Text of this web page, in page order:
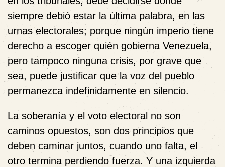
siempre debió estar la última palabra, en las
urnas electorales; porque ningún imperio tiene
derecho a escoger quién gobierna Venezuela,
pero tampoco ninguna crisis, por grave que
sea, puede justificar que la voz del pueblo
permanezca indefinidamente en silencio.
La soberanía y el voto electoral no son
caminos opuestos, son dos principios que
deben caminar juntos, cuando uno falta, el
otro termina perdiendo fuerza. Y una izquierda